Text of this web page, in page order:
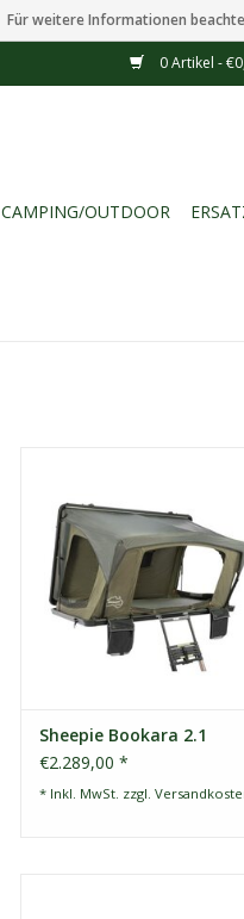
0 Artikel -
CAMPING/OUTDOOR
Dachzelt für ultimativen
Ideal für Paare, die das
Abenteuer suchen.
ZUM WARENKORB HINZUFÜGEN
Sheepie Bookara 2.1
€2.289,00 *
* Inkl. MwSt. zzgl.
Für weitere Informationen